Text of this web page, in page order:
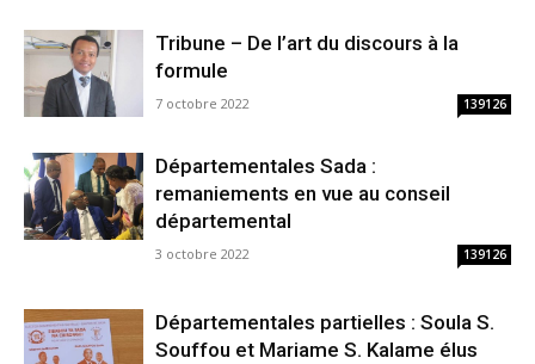
Tribune – De l’art du discours à la
formule
7 octobre 2022 139126
Départementales Sada :
remaniements en vue au conseil
départemental
3 octobre 2022 139126
Départementales partielles : Soula S.
Souffou et Mariame S. Kalame élus